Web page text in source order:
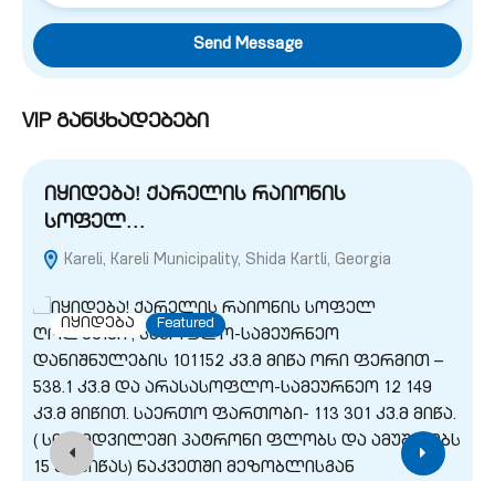
Send Message
VIP განცხადებები
იყიდება! ქარელის რაიონის
სოფელ…
Kareli, Kareli Municipality, Shida Kartli, Georgia
იყიდება Featured